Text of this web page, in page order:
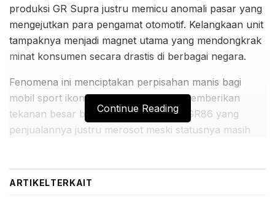
produksi GR Supra justru memicu anomali pasar yang
mengejutkan para pengamat otomotif. Kelangkaan unit
tampaknya menjadi magnet utama yang mendongkrak
minat konsumen secara drastis di berbagai negara.
Fenomena ini menciptakan perpisahan manis bagi
mobil sport ikonik tersebut sekaligus memberikan
tekanan besar bagi saudaranya yakni GR86 yang
penjualannya justru merosot meski statusnya masih
Continue Reading
ARTIKELTERKAIT